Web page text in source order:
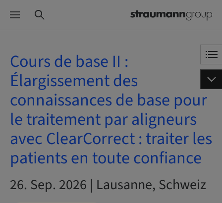
Cours de base II :
Élargissement des
connaissances de base pour
le traitement par aligneurs
avec ClearCorrect : traiter les
patients en toute confiance
26. Sep. 2026 | Lausanne, Schweiz